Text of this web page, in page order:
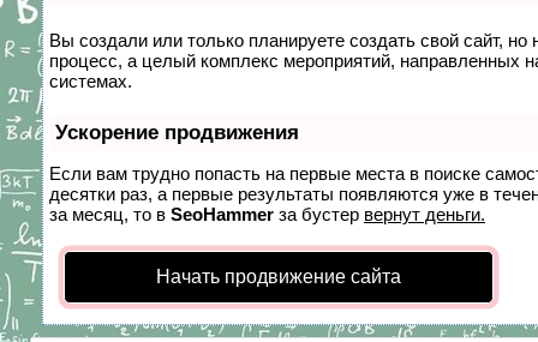
Вы создали или только планируете создать свой сайт,
процесс, а целый комплекс мероприятий, направленных
системах.
Ускорение продвижения
Если вам трудно попасть на первые места в поиске
десятки раз, а первые результаты появляются уже в
за месяц, то в SeoHammer за бустер вернут деньги.
Начать продвижение сайта